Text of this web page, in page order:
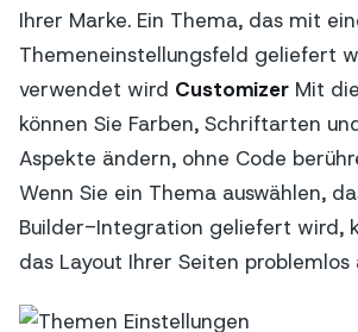
Ihrer Marke. Ein Thema, das mit
Themeneinstellungsfeld geliefert
verwendet wird Customizer Mit
können Sie Farben, Schriftarten
Aspekte ändern, ohne Code
Wenn Sie ein Thema auswählen,
Builder-Integration geliefert wird,
das Layout Ihrer Seiten problemlos